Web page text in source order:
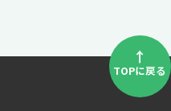
↑
TOPに戻る